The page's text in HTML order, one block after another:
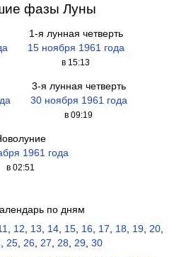
фазы Луны
1-я лунная четверть
15 ноября 1961 года
в 15:13
3-я лунная четверть
30 ноября 1961 года
в 09:19
1961 года
в 02:51
по дням
, 12, 13, 14, 15, 16, 17, 18, 19, 20,
, 25, 26, 27, 28, 29, 30